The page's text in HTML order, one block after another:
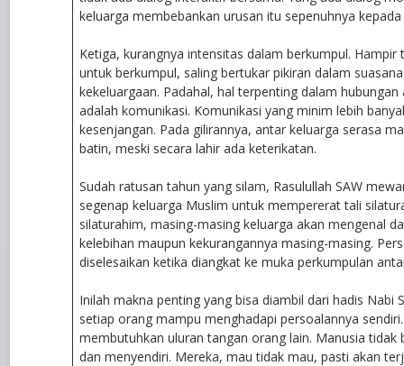
keluarga membebankan urusan itu sepenuhnya
Ketiga, kurangnya intensitas dalam berkumpul. Hampir
untuk berkumpul, saling bertukar pikiran dalam
kekeluargaan. Padahal, hal terpenting dalam hubungan
adalah komunikasi. Komunikasi yang minim lebih
kesenjangan. Pada gilirannya, antar keluarga serasa
batin, meski secara lahir ada keterikatan.
Sudah ratusan tahun yang silam, Rasulullah SAW
segenap keluarga Muslim untuk mempererat tali
silaturahim, masing-masing keluarga akan mengenal
kelebihan maupun kekurangannya masing-masing.
diselesaikan ketika diangkat ke muka perkumpulan
Inilah makna penting yang bisa diambil dari hadis Nabi
setiap orang mampu menghadapi persoalannya
membutuhkan uluran tangan orang lain. Manusia tidak
dan menyendiri. Mereka, mau tidak mau, pasti akan